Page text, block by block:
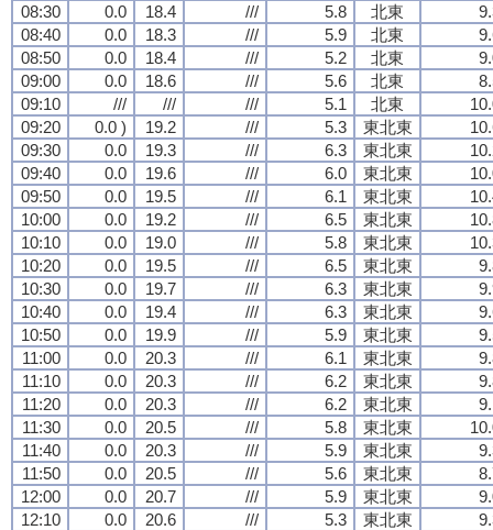
08:30
0.0 18.4 /// 5.8 北東
08:40
0.0 18.3 /// 5.9 北東
08:50
0.0 18.4 /// 5.2 北東
09:00
0.0 18.6 /// 5.6 北東
09:10
/// /// /// 5.1 北東
09:20
0.0 ) 19.2 /// 5.3 東北東
09:30
0.0 19.3 /// 6.3 東北東
09:40
0.0 19.6 /// 6.0 東北東
09:50
0.0 19.5 /// 6.1 東北東
10:00
0.0 19.2 /// 6.5 東北東
10:10
0.0 19.0 /// 5.8 東北東
10:20
0.0 19.5 /// 6.5 東北東
10:30
0.0 19.7 /// 6.3 東北東
10:40
0.0 19.4 /// 6.3 東北東
10:50
0.0 19.9 /// 5.9 東北東
11:00
0.0 20.3 /// 6.1 東北東
11:10
0.0 20.3 /// 6.2 東北東
11:20
0.0 20.3 /// 6.2 東北東
11:30
0.0 20.5 /// 5.8 東北東
11:40
0.0 20.3 /// 5.9 東北東
11:50
0.0 20.5 /// 5.6 東北東
12:00
0.0 20.7 /// 5.9 東北東
12:10
0.0 20.6 /// 5.3 東北東